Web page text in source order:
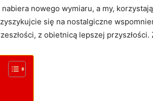
nowego wymiaru, a my,
się na ⁤nostalgiczne
z obietnicą lepszej przyszłości.